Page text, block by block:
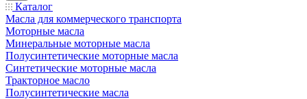
Каталог
Масла для коммерческого транспорта
Моторные масла
Минеральные моторные масла
Полусинтетические моторные масла
Синтетические моторные масла
Тракторное масло
Полусинтетические масла